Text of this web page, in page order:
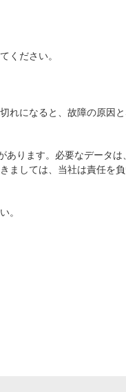
ください。
れになると、故障の原因
ります。必要なデータ
ましては、当社は責任を
。